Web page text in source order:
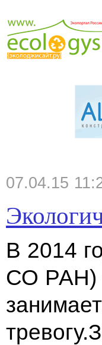
07.04.15
В 2014
СО РАН)